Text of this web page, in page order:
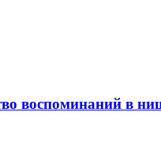
воспоминаний в